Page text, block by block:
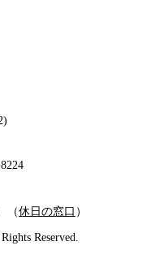
（休日の窓口 ）
Reserved.